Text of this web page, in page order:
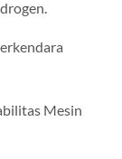
Mesin